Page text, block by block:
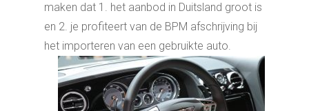
maken dat 1. het aanbod in Duitsland groot is
en 2. je profiteert van de BPM afschrijving bij
het importeren van een gebruikte auto.